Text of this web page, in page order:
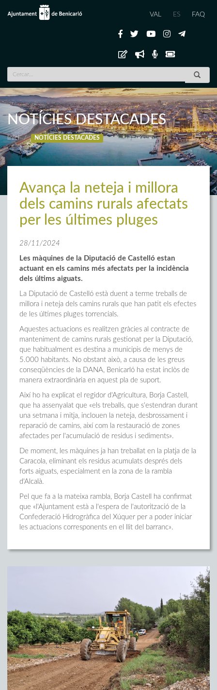
VAL ES FAQ
NOTÍCIES DESTACADES
Inici NOTÍCIES DESTACADES
Avança la neteja i millora
dels camins rurals afectats
per les últimes pluges
28/11/2024
Les màquines de la Diputació de Castelló estan
actuant en els camins més afectats per la incidència
dels últims aiguats.
La Diputació de Castelló està duent a terme treballs de
millora i neteja dels camins rurals que han patit els efectes
de les últimes pluges torrencials.
Aquestes actuacions es realitzen gràcies al contracte de
manteniment de camins rurals gestionat per la Diputació,
que habitualment es destina a municipis de menys de
5.000 habitants. No obstant això, a causa de les greus
conseqüències de la DANA, Benicarló ha estat inclòs de
manera extraordinària en aquest pla de suport.
Així ho ha explicat el regidor d'Agricultura, Borja Castell,
que ha assenyalat que «els treballs, que s'estendran durant
una setmana i mitja, inclouen la neteja, desbrossament i
reparació de camins, així com la restauració de zones
afectades per l'acumulació de residus i sediments».
De moment, les màquines ja han treballat en la platja de la
Caracola, eliminant els residus acumulats després dels
forts aiguats, especialment en la zona de la rambla
d'Alcalà.
Pel que fa a la mateixa rambla, Borja Castell ha confirmat
que «l'Ajuntament està a l'espera de l'autorització de la
Confederació Hidrogràfica del Xúquer per a poder iniciar
les actuacions corresponents en el llit del barranc».